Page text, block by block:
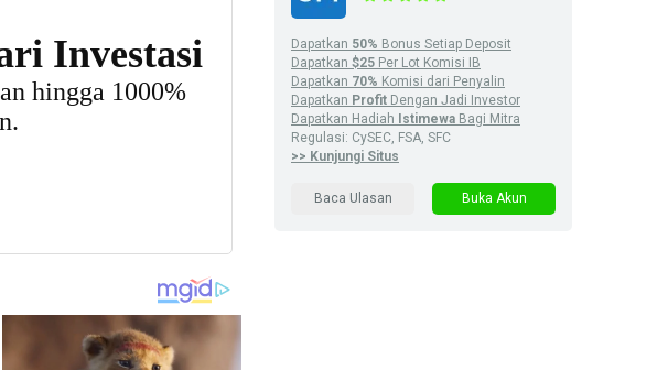
Dapatkan 50% Bonus Setiap Deposit
Dapatkan $25 Per Lot Komisi IB
Dapatkan 70% Komisi dari Penyalin
Dapatkan Profit Dengan Jadi Investor
Dapatkan Hadiah Istimewa Bagi Mitra
Regulasi: CySEC, FSA, SFC
>> Kunjungi Situs
Baca Ulasan Buka Akun